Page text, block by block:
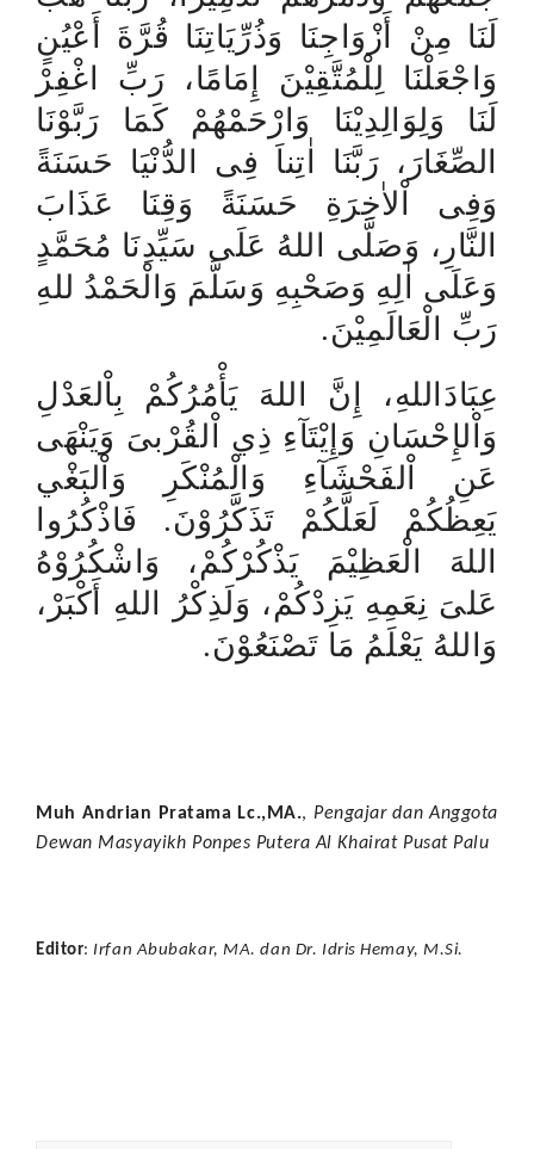
لَنَا مِنْ أَزْوَاجِنَا وَذُرِّيَاتِنَا قُرَّةَ أَعْيُنٍ
وَاجْعَلْنَا لِلْمُتَّقِيْنَ إِمَامًا، رَبِّ اغْفِرْ
لَنَا وَلِوَالِدِيْنَا وَارْحَمْهُمْ كَمَا رَبَّوْنَا
الصِّغَارَ، رَبَّنَا اٰتِناَ فِى الدُّنْيَا حَسَنَةً
وَفِى اْلاٰخِرَةِ حَسَنَةً وَقِنَا عَذَابَ
النَّارِ، وَصَلَّى اللهُ عَلَى سَيِّدِنَا مُحَمَّدٍ
وَعَلَى اٰلِهِ وَصَحْبِهِ وَسَلَّمَ وَالْحَمْدُ للهِ
رَبِّ الْعَالَمِيْنَ.
عِبَادَاللهِ، إِنَّ اللهَ يَأْمُرُكُمْ بِاْلعَدْلِ
وَاْلإِحْسَانِ وَإِيْتَآءِ ذِي اْلقُرْبىَ وَيَنْهَى
عَنِ اْلفَحْشَآءِ وَالْمُنْكَرِ وَاْلبَغْي
يَعِظُكُمْ لَعَلَّكُمْ تَذَكَّرُوْنَ. فَاذْكُرُوا
اللهَ الْعَظِيْمَ يَذْكُرْكُمْ، وَاشْكُرُوْهُ
عَلىَ نِعَمِهِ يَزِدْكُمْ، وَلَذِكْرُ اللهِ أَكْبَرْ،
وَاللهُ يَعْلَمُ مَا تَصْنَعُوْنَ.
Muh Andrian Pratama Lc.,MA., Pengajar dan Anggota
Dewan Masyayikh Ponpes Putera Al Khairat Pusat Palu
Editor: Irfan Abubakar, MA. dan Dr. Idris Hemay, M.Si.